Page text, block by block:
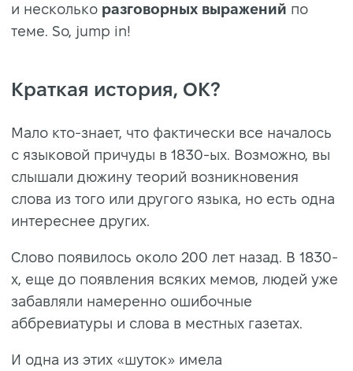
и несколько разговорных выражений по
теме. So, jump in!
Краткая история, OK?
Мало кто-знает, что фактически все началось
с языковой причуды в 1830-ых. Возможно, вы
слышали дюжину теорий возникновения
слова из того или другого языка, но есть одна
интереснее других.
Cлово появилось около 200 лет назад. В 1830-
х, еще до появления всяких мемов, людей уже
забавляли намеренно ошибочные
аббревиатуры и слова в местных газетах.
И одна из этих «шуток» имела